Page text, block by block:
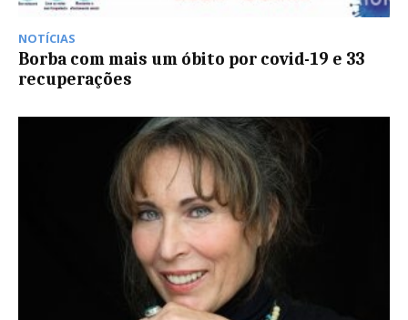
NOTÍCIAS
Borba com mais um óbito por covid-19 e 33
recuperações